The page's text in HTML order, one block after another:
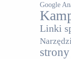
Google
Linki
strony